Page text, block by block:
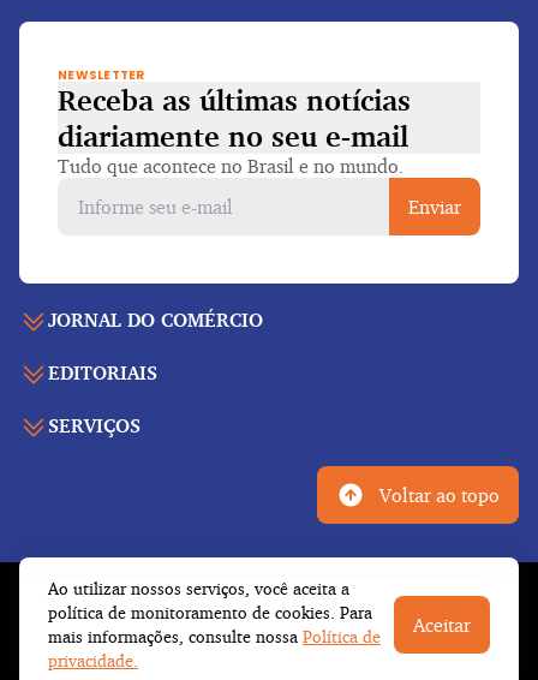
Ao utilizar nossos serviços, você aceita a
política de monitoramento de cookies. Para
mais informações, consulte nossa Política de
privacidade.
Aceitar
Voltar ao topo
JORNAL DO COMÉRCIO
Capa
Publicidade legal
Fale conosco
Trabalhe conosco
EDITORIAIS
Economia
Esportes
Cultura
Opinião
SERVIÇOS
Galeria de vídeos
Tempo
Newsletter
NEWSLETTER
Receba as últimas notícias
diariamente no seu e-mail
Tudo que acontece no Brasil e no mundo.
Enviar
© Copyright 2026 Empresa Jornalística J.C. Jarros
Ltda.Todos os direitos reservados